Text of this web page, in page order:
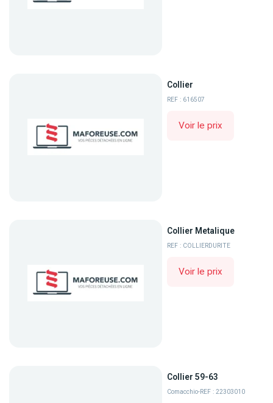
Collier
REF : 616507
Voir le prix
Collier Metalique
REF : COLLIERDURITE
Voir le prix
Collier 59-63
Comacchio-REF : 22303010